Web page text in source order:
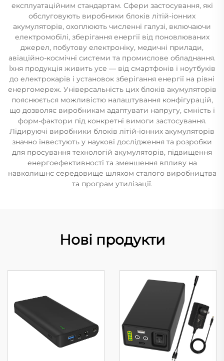
експлуатаційним стандартам. Сфери застосування, які
обслуговують виробники блоків літій-іонних
акумуляторів, охоплюють численні галузі, включаючи
електромобілі, зберігання енергії від поновлюваних
джерел, побутову електроніку, медичні прилади,
авіаційно-космічні системи та промислове обладнання.
Їхня продукція живить усе — від смартфонів і ноутбуків
до електрокарів і установок зберігання енергії на рівні
енергомереж. Універсальність цих блоків акумуляторів
пояснюється можливістю налаштування конфігурацій,
що дозволяє виробникам адаптувати напругу, ємність і
форм-фактори під конкретні вимоги застосування.
Лідируючі виробники блоків літій-іонних акумуляторів
значно інвестують у наукові дослідження та розробки
для просування технологій акумуляторів, підвищення
енергоефективності та зменшення впливу на
навколишнє середовище шляхом сталого виробництва
та програм утилізації.
Нові продукти